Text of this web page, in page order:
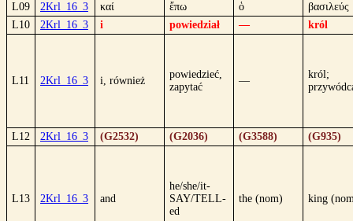
L09
2Krl_16_3 καί ἔπω ὁ
βασιλεύς
L10
2Krl_16_3 i powiedział — król
L11 2Krl_16_3 i, również
powiedzieć,
zapytać
—
król;
L12 2Krl_16_3 (G2532) (G2036) (G3588) (G935)
L13 2Krl_16_3 and
he/she/it-
SAY/TELL-
ed
the (nom) king